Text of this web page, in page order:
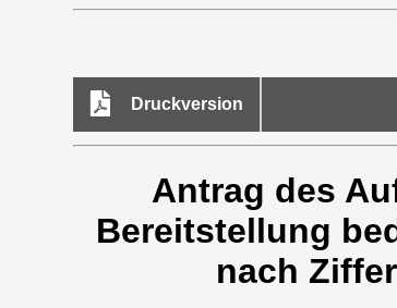
Druckversion
Antrag des
Bereitstellung
nach